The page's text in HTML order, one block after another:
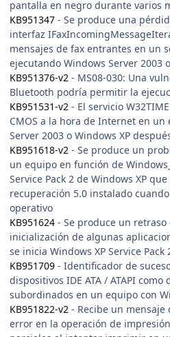
pantalla en negro durante varios
KB951347 - Se produce una
interfaz
mensajes de fax entrantes en un
ejecutando Windows Server 2003
KB951376-v2 - MS08-030: Una
Bluetooth podría permitir la
KB951531-v2 - El servicio
CMOS a la hora de Internet en
Server 2003 o Windows XP
KB951618-v2 - Se produce un
un equipo en función de
Service Pack 2 de Windows XP
recuperación 5.0 instalado
operativo
KB951624 - Se produce un
inicialización de algunas
se inicia Windows XP Service Pack
KB951709 - Identificador de
dispositivos IDE ATA / ATAPI
subordinados en un equipo con
KB951822-v2 - Recibe un mensaje
error en la operación de